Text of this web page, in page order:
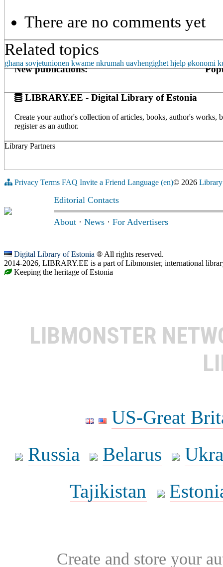
There are no comments yet
Related topics
ghana sovjetunionen kwame nkrumah uavhengighet hjelp økonomi
New publications:
LIBRARY.EE - Digital Library of Estonia
Create your author's collection of articles, books, author's
register as an author.
Library Partners
Privacy Terms FAQ Invite a Friend Language (en)© 2026
Editorial Contacts
About · News · For Advertisers
Digital Library of Estonia ® All rights reserved.
2014-2026, LIBRARY.EE is a part of Libmonster, international
Keeping the heritage of Estonia
LIBMONSTER
US-Great
Russia
Belarus
Tajikistan
Create and store your